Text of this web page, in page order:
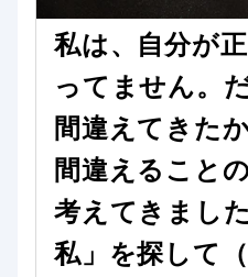
私は、自分が
ってません。
間違えてきた
間違えること
考えてきまし
私」を探して（